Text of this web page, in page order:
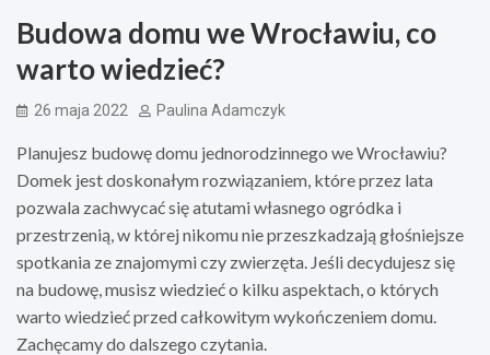
Budowa domu we Wrocławiu, co
warto wiedzieć?
26 maja 2022 Paulina Adamczyk
Planujesz budowę domu jednorodzinnego we Wrocławiu?
Domek jest doskonałym rozwiązaniem, które przez lata
pozwala zachwycać się atutami własnego ogródka i
przestrzenią, w której nikomu nie przeszkadzają głośniejsze
spotkania ze znajomymi czy zwierzęta. Jeśli decydujesz się
na budowę, musisz wiedzieć o kilku aspektach, o których
warto wiedzieć przed całkowitym wykończeniem domu.
Zachęcamy do dalszego czytania.